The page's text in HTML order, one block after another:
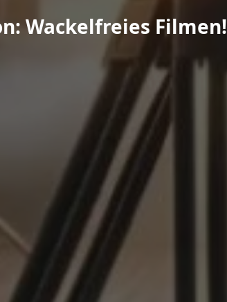
Wackelfreies Filmen!